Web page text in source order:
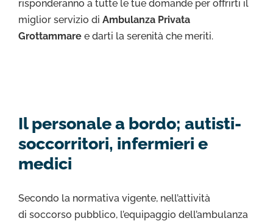
risponderanno a tutte le tue domande per offrirti il
miglior servizio di Ambulanza Privata
Grottammare e darti la serenità che meriti.
Il personale a bordo; autisti-
soccorritori, infermieri e
medici
Secondo la normativa vigente, nell’attività
di soccorso pubblico, l’equipaggio dell’ambulanza